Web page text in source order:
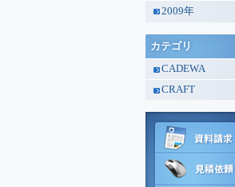
2009年
カテゴリ
CADEWA
CRAFT